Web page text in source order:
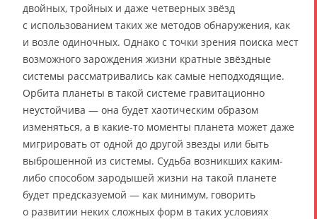
двойных, тройных и даже четверных звёзд
с использованием таких же методов обнаружения, как
и возле одиночных. Однако с точки зрения поиска мест
возможного зарождения жизни кратные звёздные
системы рассматривались как самые неподходящие.
Орбита планеты в такой системе гравитационно
неустойчива — она будет хаотическим образом
изменяться, а в какие-то моменты планета может даже
мигрировать от одной до другой звезды или быть
выброшенной из системы. Судьба возникших каким-
либо способом зародышей жизни на такой планете
будет предсказуемой — как минимум, говорить
о развитии неких сложных форм в таких условиях